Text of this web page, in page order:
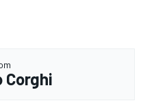
Corghi